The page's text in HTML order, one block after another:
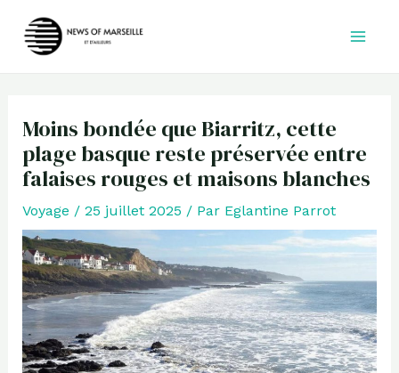
Moins bondée que Biarritz, cette
plage basque reste préservée entre
falaises rouges et maisons blanches
Voyage / 25 juillet 2025 / Par Eglantine Parrot